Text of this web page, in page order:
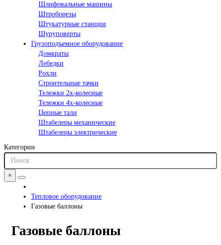
Шлифовальные машины
Штроборезы
Штукатурные станции
Шуруповерты
Грузоподъемное оборудование
Домкраты
Лебедки
Рохли
Строительные тачки
Тележки 2х-колесные
Тележки 4х-колесные
Цепные тали
Штабелеры механические
Штабелеры электрические
Категории
×
Тепловое оборудование
Газовые баллоны
Газовые баллоны